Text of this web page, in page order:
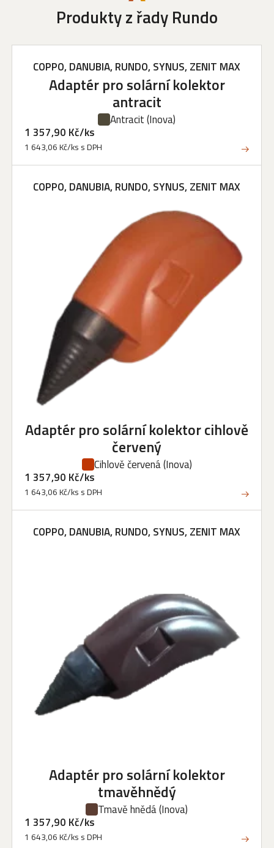
Produkty z řady Rundo
COPPO, DANUBIA, RUNDO, SYNUS, ZENIT MAX
Adaptér pro solární kolektor
antracit
Antracit(Inova)
1 357,90 Kč/ks
1 643,06 Kč/ks s DPH
COPPO, DANUBIA, RUNDO, SYNUS, ZENIT MAX
Adaptér pro solární kolektor cihlově
červený
Cihlově červená(Inova)
1 357,90 Kč/ks
1 643,06 Kč/ks s DPH
COPPO, DANUBIA, RUNDO, SYNUS, ZENIT MAX
Adaptér pro solární kolektor
tmavěhnědý
Tmavě hnědá(Inova)
1 357,90 Kč/ks
1 643,06 Kč/ks s DPH